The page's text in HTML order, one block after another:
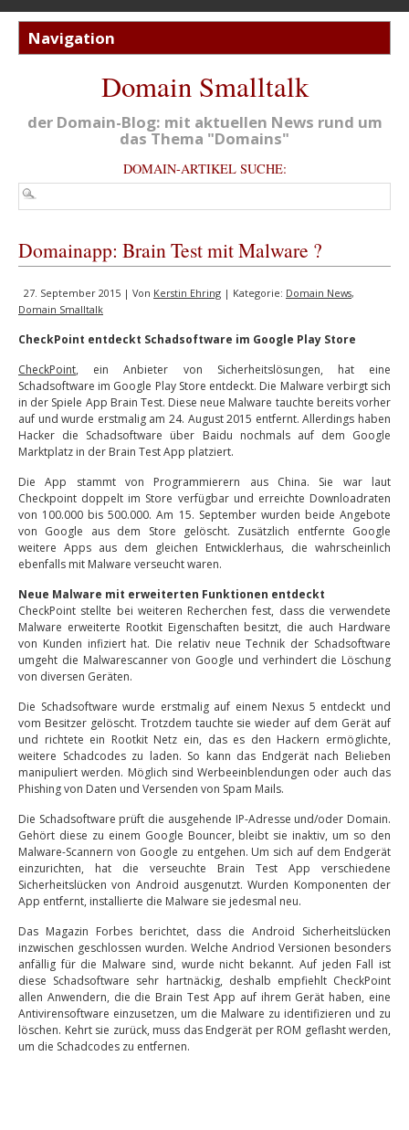
Domain Smalltalk
der Domain-Blog: mit aktuellen News rund um
das Thema "Domains"
DOMAIN-ARTIKEL SUCHE:
Domainapp: Brain Test mit Malware ?
27. September 2015 | Von Kerstin Ehring | Kategorie: Domain News,
Domain Smalltalk
CheckPoint entdeckt Schadsoftware im Google Play Store
CheckPoint, ein Anbieter von Sicherheitslösungen, hat eine
Schadsoftware im Google Play Store entdeckt. Die Malware verbirgt sich
in der Spiele App Brain Test. Diese neue Malware tauchte bereits vorher
auf und wurde erstmalig am 24. August 2015 entfernt. Allerdings haben
Hacker die Schadsoftware über Baidu nochmals auf dem Google
Marktplatz in der Brain Test App platziert.
Die App stammt von Programmierern aus China. Sie war laut
Checkpoint doppelt im Store verfügbar und erreichte Downloadraten
von 100.000 bis 500.000. Am 15. September wurden beide Angebote
von Google aus dem Store gelöscht. Zusätzlich entfernte Google
weitere Apps aus dem gleichen Entwicklerhaus, die wahrscheinlich
ebenfalls mit Malware verseucht waren.
Neue Malware mit erweiterten Funktionen entdeckt
CheckPoint stellte bei weiteren Recherchen fest, dass die verwendete
Malware erweiterte Rootkit Eigenschaften besitzt, die auch Hardware
von Kunden infiziert hat. Die relativ neue Technik der Schadsoftware
umgeht die Malwarescanner von Google und verhindert die Löschung
von diversen Geräten.
Die Schadsoftware wurde erstmalig auf einem Nexus 5 entdeckt und
vom Besitzer gelöscht. Trotzdem tauchte sie wieder auf dem Gerät auf
und richtete ein Rootkit Netz ein, das es den Hackern ermöglichte,
weitere Schadcodes zu laden. So kann das Endgerät nach Belieben
manipuliert werden. Möglich sind Werbeeinblendungen oder auch das
Phishing von Daten und Versenden von Spam Mails.
Die Schadsoftware prüft die ausgehende IP-Adresse und/oder Domain.
Gehört diese zu einem Google Bouncer, bleibt sie inaktiv, um so den
Malware-Scannern von Google zu entgehen. Um sich auf dem Endgerät
einzurichten, hat die verseuchte Brain Test App verschiedene
Sicherheitslücken von Android ausgenutzt. Wurden Komponenten der
App entfernt, installierte die Malware sie jedesmal neu.
Das Magazin Forbes berichtet, dass die Android Sicherheitslücken
inzwischen geschlossen wurden. Welche Andriod Versionen besonders
anfällig für die Malware sind, wurde nicht bekannt. Auf jeden Fall ist
diese Schadsoftware sehr hartnäckig, deshalb empfiehlt CheckPoint
allen Anwendern, die die Brain Test App auf ihrem Gerät haben, eine
Antivirensoftware einzusetzen, um die Malware zu identifizieren und zu
löschen. Kehrt sie zurück, muss das Endgerät per ROM geflasht werden,
um die Schadcodes zu entfernen.